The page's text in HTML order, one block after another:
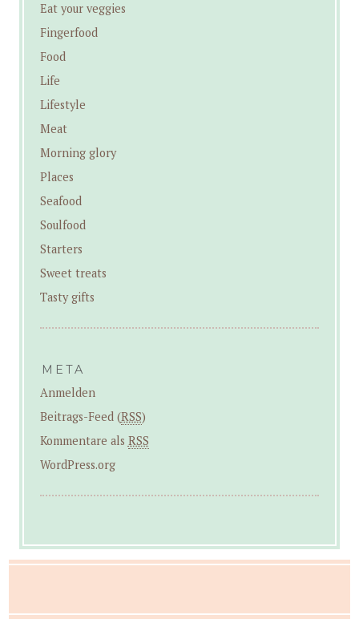
Eat your veggies
Fingerfood
Food
Life
Lifestyle
Meat
Morning glory
Places
Seafood
Soulfood
Starters
Sweet treats
Tasty gifts
META
Anmelden
Beitrags-Feed (RSS)
Kommentare als RSS
WordPress.org